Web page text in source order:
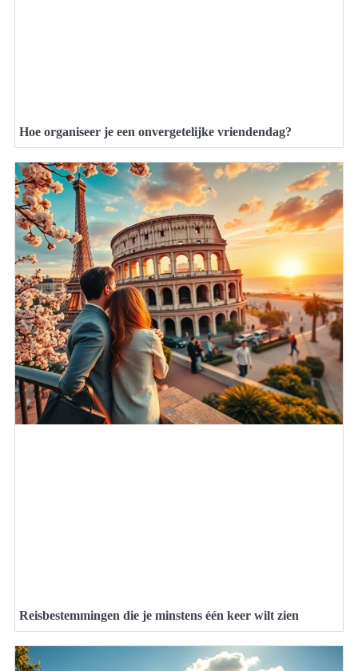
Hoe organiseer je een onvergetelijke vriendendag?
Reisbestemmingen die je minstens één keer wilt zien